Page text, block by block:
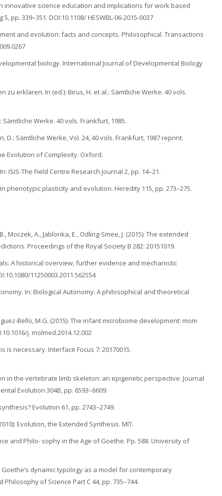
innovative science education and implications for work based
pp. 339–351. DOI:10.1108/ HESWBL-06-2015-0037
and evolution: facts and concepts. Philosophical. Transactions
biology. International Journal of Developmental Biology
zu erklären. In (ed.): Birus, H. et al.: Sämtliche Werke. 40 vols.
Sämtliche Werke. 40 vols. Frankfurt, 1985.
D.: Sämtliche Werke, Vol. 24, 40 vols. Frankfurt, 1987 reprint.
Evolution of Complexity. Oxford.
ISIS-The Field Centre Research Journal 2, pp. 14–21.
phenotypic plasticity and evolution. Heredity 115, pp. 273–275.
Moczek, A., Jablonka, E., Odling-Smee, J. (2015): The extended
Proceedings of the Royal Society B 282: 20151019.
A historical overview, further evidence and mechanistic
11250003.2011.562554
In: Biological Autonomy: A philosophical and theoretical
Bello, M.G. (2015): The infant microbiome development: mom
j. molmed.2014.12.002
is necessary. Interface Focus 7: 20170015.
in the vertebrate limb skeleton: an epigenetic perspective. Journal
Evolution 304B, pp. 6593–6609.
Evolution 61, pp. 2743–2749.
Evolution, the Extended Synthesis. MIT.
and Philo- sophy in the Age of Goethe. Pp. 588. University of
dynamic typology as a model for contemporary
of Science Part C 44, pp. 735–744.